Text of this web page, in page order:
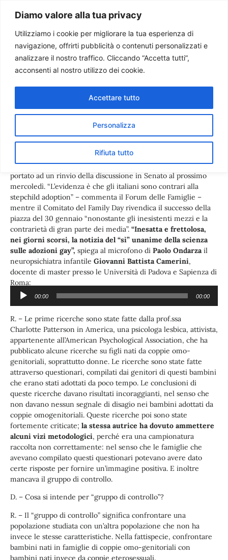
Diamo valore alla tua privacy
Utilizziamo i cookie per migliorare la tua esperienza di
navigazione, offrirti pubblicità o contenuti personalizzati e
analizzare il nostro traffico. Cliccando “Accetta tutti”,
acconsenti al nostro utilizzo dei cookie.
Personalizza
Rifiuta tutto
Accettare tutto
Paolo Ondarza
Adozioni gay. Cosa dice la
scienza?
Unioni civili sempre in primo piano in Italia dopo il no dei
Cinque Stelle al cosiddetto emendamento Canguro che ha
portato ad un rinvio della discussione in Senato al prossimo
mercoledì. “L’evidenza è che gli italiani sono contrari alla
stepchild adoption” – commenta il Forum delle Famiglie –
mentre il Comitato del Family Day rivendica il successo della
piazza del 30 gennaio “nonostante gli inesistenti mezzi e la
contrarietà di gran parte dei media”. “Inesatta e frettolosa,
nei giorni scorsi, la notizia del “sì” unanime della scienza
sulle adozioni gay”, spiega al microfono di Paolo Ondarzail
neuropsichiatra infantile Giovanni Battista Camerini,
docente di master presso le Università di Padova e Sapienza di
Roma:
ASCOLTA L’AUDIO:Audio
00:00 00:00
R. – Le prime ricerche sono state fatte dalla prof.ssa
Charlotte Patterson in America, una psicologa lesbica, attivista,
appartenente all’American Psychological Association, che ha
pubblicato alcune ricerche su figli nati da coppie omo-
genitoriali, soprattutto donne. Le ricerche sono state fatte
attraverso questionari, compilati dai genitori di questi bambini
che erano stati adottati da poco tempo. Le conclusioni di
queste ricerche davano risultati incoraggianti, nel senso che
non davano nessun segnale di disagio nei bambini adottati da
coppie omogenitoriali. Queste ricerche poi sono state
fortemente criticate; la stessa autrice ha dovuto ammettere
alcuni vizi metodologici, perché era una campionatura
raccolta non correttamente: nel senso che le famiglie che
avevano compilato questi questionari potevano avere dato
certe risposte per fornire un’immagine positiva. E inoltre
mancava il gruppo di controllo.
D. – Cosa si intende per “gruppo di controllo”?
R. – Il “gruppo di controllo” significa confrontare una
popolazione studiata con un’altra popolazione che non ha
invece le stesse caratteristiche. Nella fattispecie, confrontare
bambini nati in famiglie di coppie omo-genitoriali con
bambini nati invece da coppie eterosessuali.